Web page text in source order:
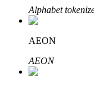
Mitra Bitrue
Alphabet
AEON
AEON